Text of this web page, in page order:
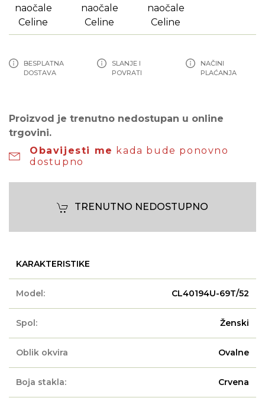
BESPLATNA
DOSTAVA
SLANJE I
POVRATI
NAČINI
PLAĆANJA
Proizvod je trenutno nedostupan u online
trgovini.
Obavijesti me kada bude ponovno
dostupno
TRENUTNO NEDOSTUPNO
KARAKTERISTIKE
Model: CL40194U-69T/52
Spol: Ženski
Oblik okvira Ovalne
Boja stakla: Crvena